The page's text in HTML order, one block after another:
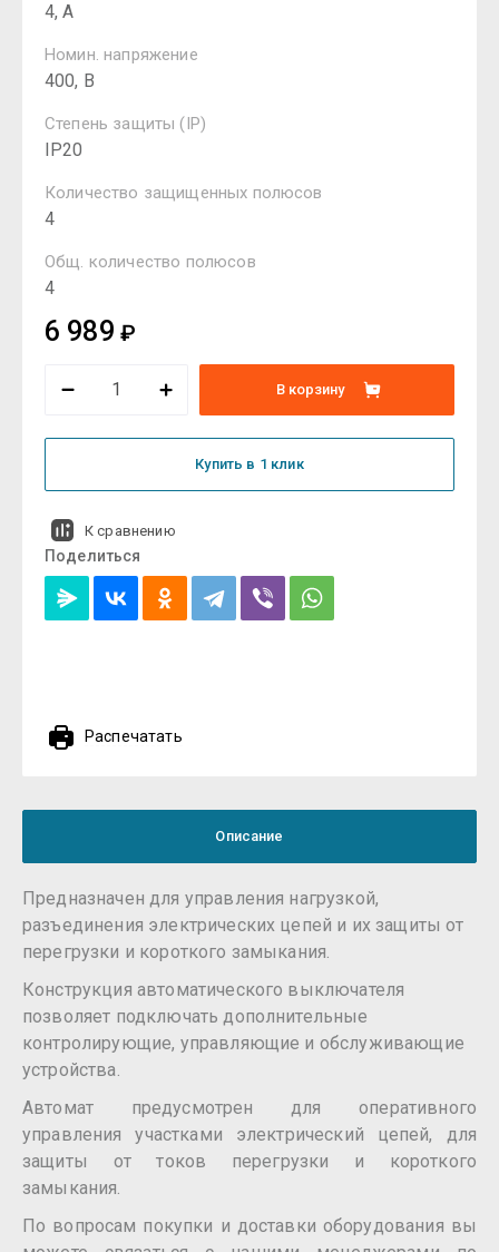
4, А
Номин. напряжение
400, В
Степень защиты (IP)
IP20
Количество защищенных полюсов
4
Общ. количество полюсов
4
6 989 ₽
В корзину
Купить в 1 клик
К сравнению
Поделиться
Распечатать
Описание
Предназначен для управления нагрузкой,
разъединения электрических цепей и их защиты от
перегрузки и короткого замыкания.
Конструкция автоматического выключателя
позволяет подключать дополнительные
контролирующие, управляющие и обслуживающие
устройства.
Автомат предусмотрен для оперативного
управления участками электрический цепей, для
защиты от токов перегрузки и короткого
замыкания.
По вопросам покупки и доставки оборудования вы